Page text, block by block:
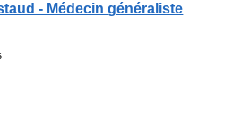
- Médecin généraliste